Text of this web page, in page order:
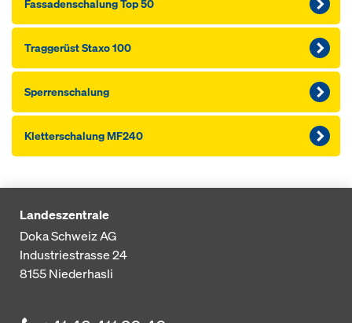
Fassaden­schalung Top 50
Traggerüst Staxo 100
Sperrenschalung
Kletterschalung MF240
Landeszentrale
Doka Schweiz AG
Industriestrasse 24
8155Niederhasli